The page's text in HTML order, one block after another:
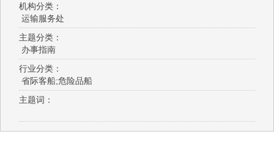
机构分类：
运输服务处
主题分类：
办事指南
行业分类：
省际客船;危险品船
主题词：